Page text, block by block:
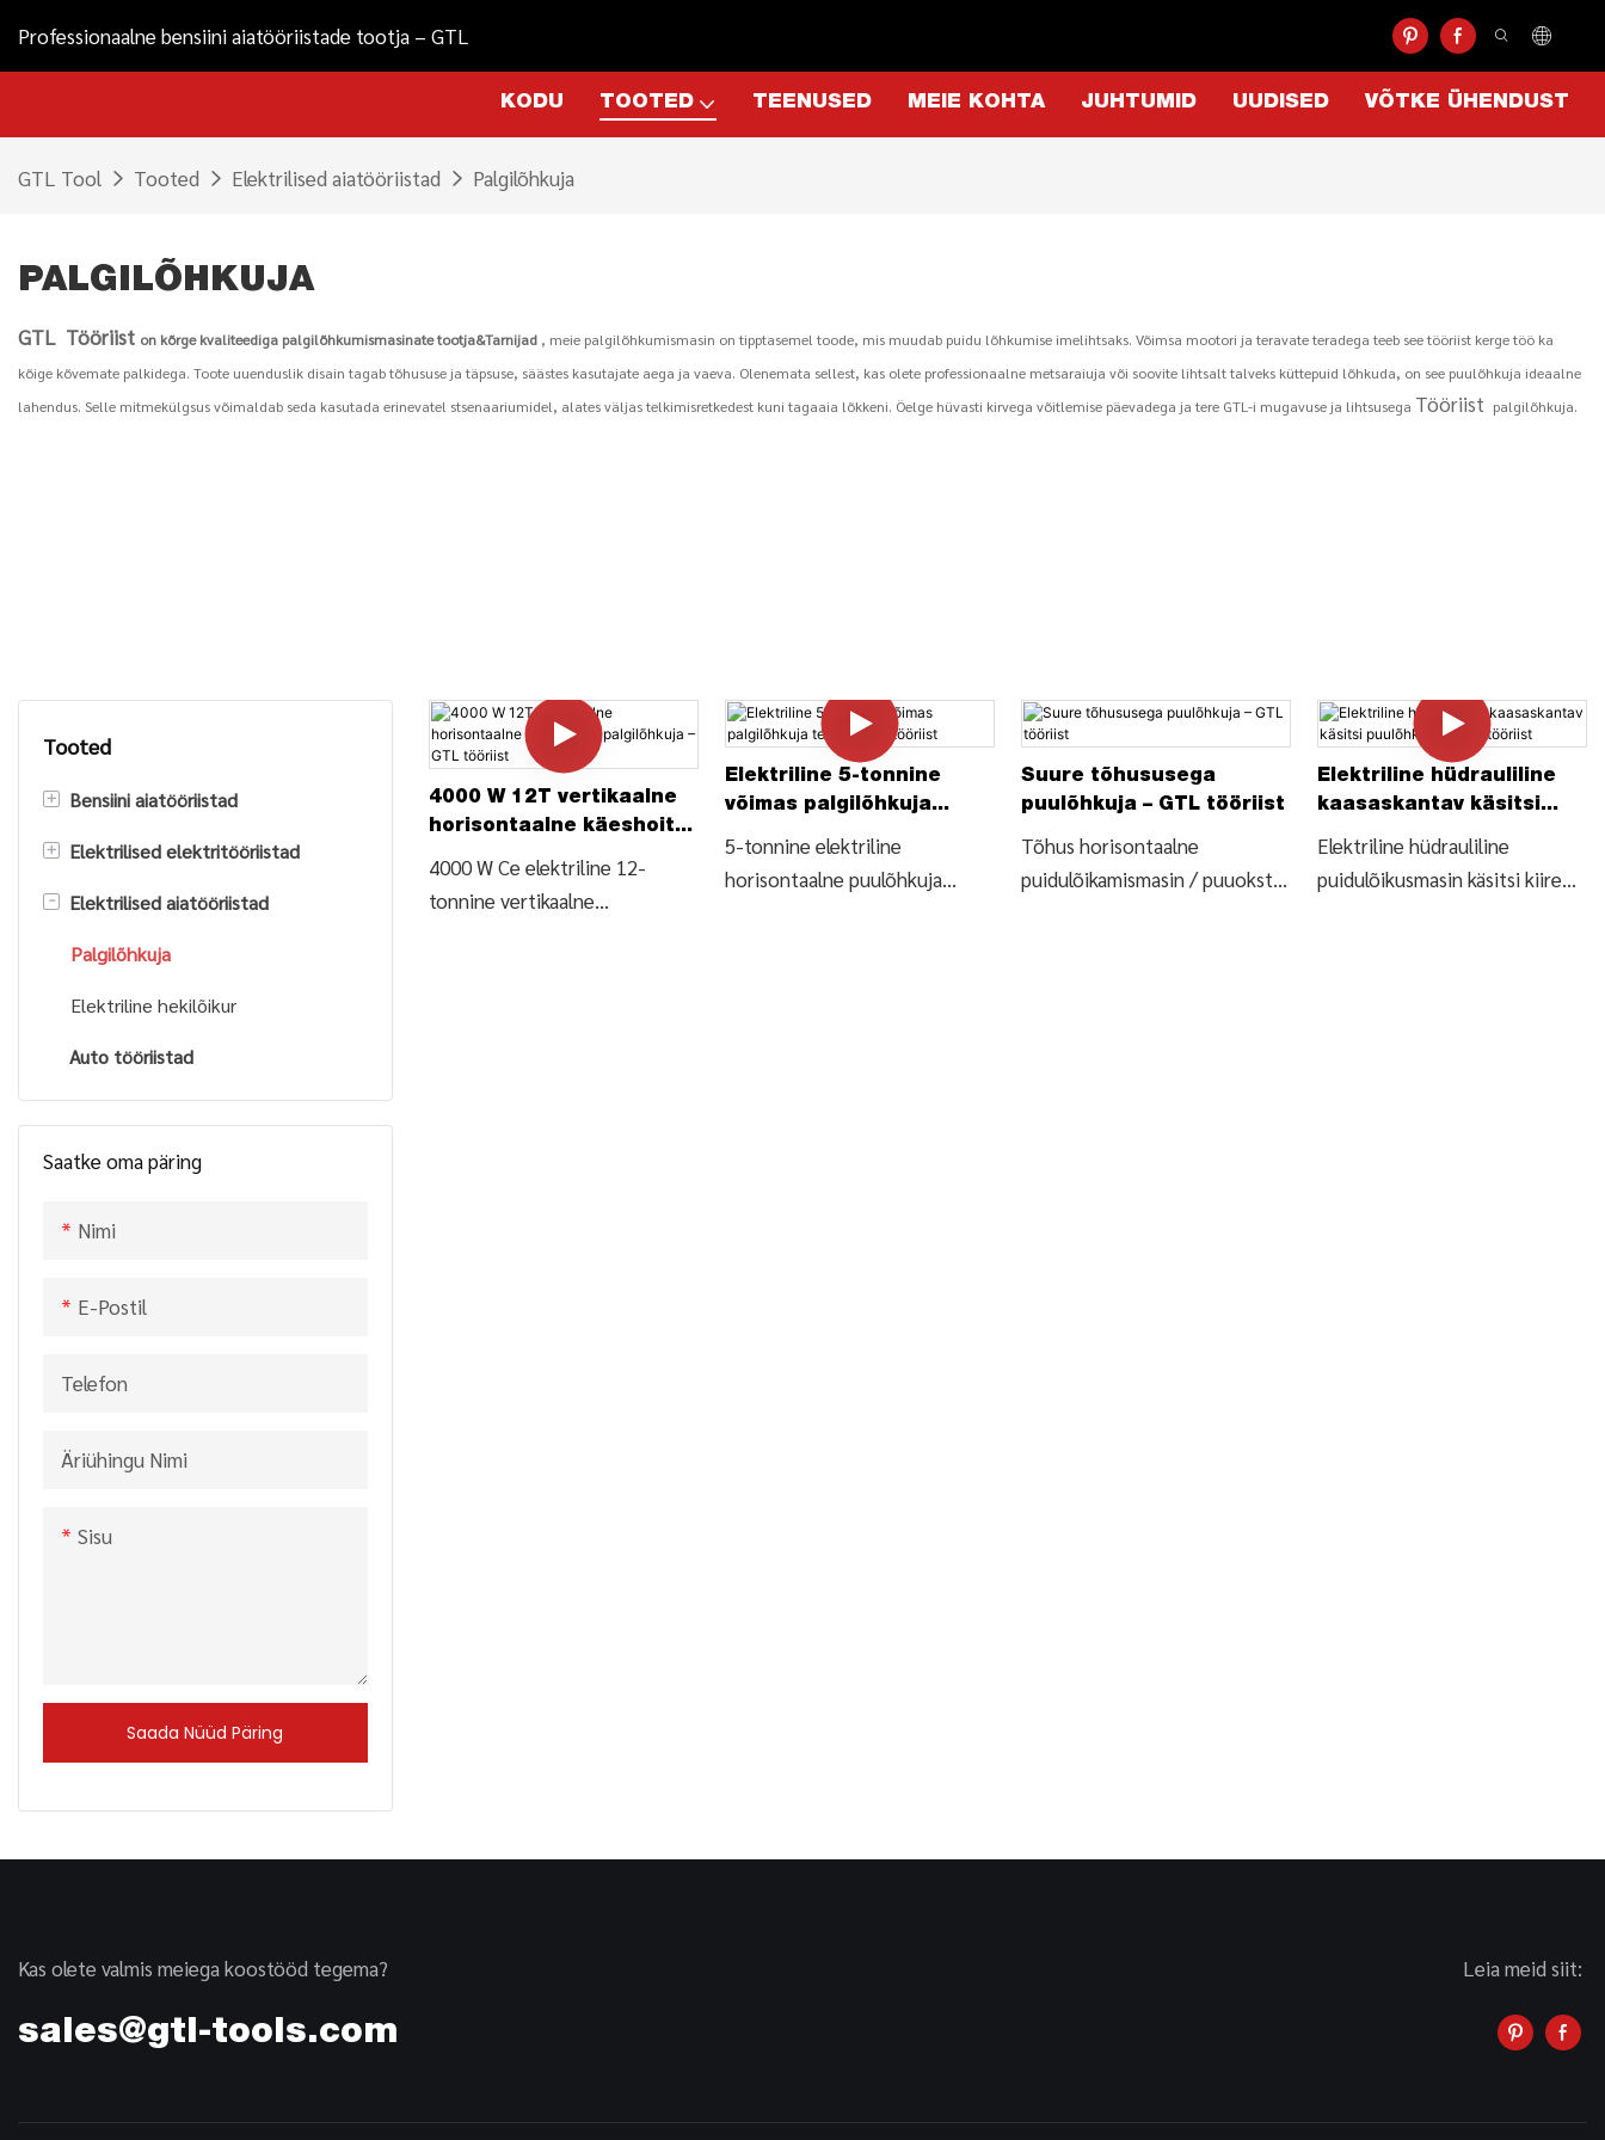
Professionaalne bensiini aiatööriistade tootja – GTL
KODU TOOTED TEENUSED MEIE KOHTA JUHTUMID UUDISED VÕTKE ÜHENDUST
GTL Tool Tooted Elektrilised aiatööriistad Palgilõhkuja
PALGILÕHKUJA
GTL Tööriist on kõrge kvaliteediga palgilõhkumismasinate tootja&Tarnijad , meie palgilõhkumismasin on tipptasemel toode, mis muudab puidu lõhkumise imelihtsaks. Võimsa mootori ja teravate teradega teeb see tööriist kerge töö ka
kõige kõvemate palkidega. Toote uuenduslik disain tagab tõhususe ja täpsuse, säästes kasutajate aega ja vaeva. Olenemata sellest, kas olete professionaalne metsaraiuja või soovite lihtsalt talveks küttepuid lõhkuda, on see puulõhkuja ideaalne
lahendus. Selle mitmekülgsus võimaldab seda kasutada erinevatel stsenaariumidel, alates väljas telkimisretkedest kuni tagaaia lõkkeni. Öelge hüvasti kirvega võitlemise päevadega ja tere GTL-i mugavuse ja lihtsusega Tööriist palgilõhkuja.
Tooted
+ Bensiini aiatööriistad
Bensiini kettsaag
Murutrimmer/võsalõikur
Bensiini veepump
Bensiini kõrgsurvepesumasin
+ Elektrilised elektritööriistad
Elektriline elektrisaag
Elektriline puur
- Elektrilised aiatööriistad
Palgilõhkuja
Elektriline hekilõikur
Auto tööriistad
Saatke oma päring
Nimi
E-Postil
Telefon
Äriühingu Nimi
Sisu
Saada Nüüd Päring
4000 W 12T vertikaalne
horisontaalne käeshoitav
palgilõhkuja – GTL
4000 W Ce elektriline 12-
tonnine vertikaalne
Elektriline 5-tonnine
võimas palgilõhkuja
tehas- GTL tööriist
5-tonnine elektriline
horisontaalne puulõhkuja
Suure tõhususega
puulõhkuja – GTL tööriist
Tõhus horisontaalne
puidulõikamismasin / puuokste
Elektriline hüdrauliline
kaasaskantav käsitsi
puulõhkuja – GTL tööriist
Elektriline hüdrauliline
puidulõikusmasin käsitsi kiire
Kas olete valmis meiega koostööd tegema?
sales@gtl-tools.com
Leia meid siit: